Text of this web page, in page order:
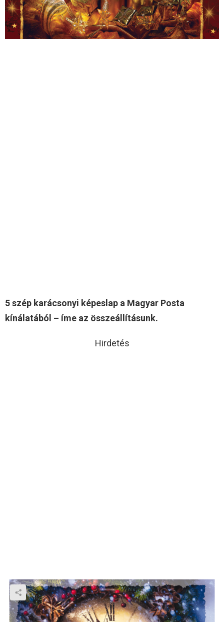
5 szép karácsonyi képeslap a Magyar Posta
kínálatából – íme az összeállításunk.
Hirdetés